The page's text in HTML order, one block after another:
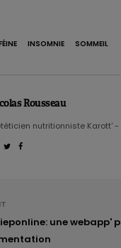
INSOMNIE SOMMEIL
Rousseau
nutritionniste Karott'
une webapp'